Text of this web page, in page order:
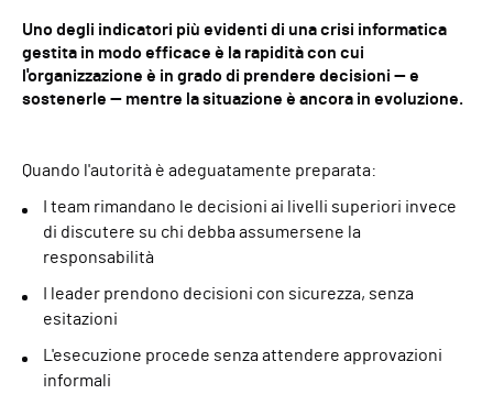
Uno degli indicatori più evidenti di una crisi informatica
gestita in modo efficace è la rapidità con cui
l'organizzazione è in grado di prendere decisioni — e
sostenerle — mentre la situazione è ancora in evoluzione.
Quando l'autorità è adeguatamente preparata:
I team rimandano le decisioni ai livelli superiori invece
di discutere su chi debba assumersene la
responsabilità
I leader prendono decisioni con sicurezza, senza
esitazioni
L'esecuzione procede senza attendere approvazioni
informali